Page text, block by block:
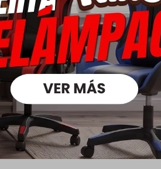
promociones y